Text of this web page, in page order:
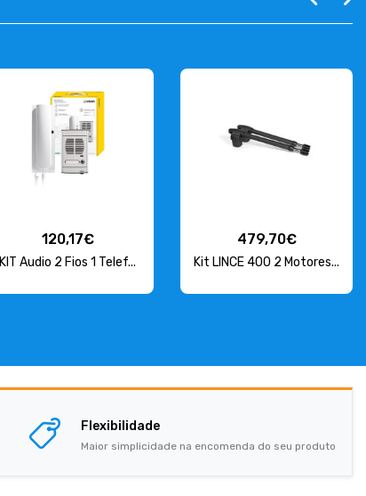
120,17€
KIT Audio 2 Fios 1 Telef...
479,70€
Kit LINCE 400 2 Motores...
Flexibilidade
Maior simplicidade na encomenda do seu produto